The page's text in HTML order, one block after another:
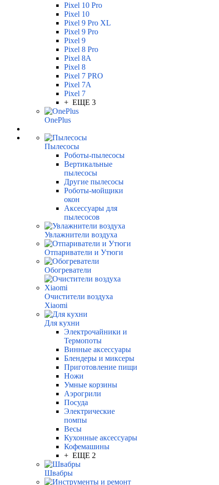
Pixel 10 Pro
Pixel 10
Pixel 9 Pro XL
Pixel 9 Pro
Pixel 9
Pixel 8 Pro
Pixel 8A
Pixel 8
Pixel 7 PRO
Pixel 7A
Pixel 7
+ ЕЩЕ 3
OnePlus
Пылесосы
Роботы-пылесосы
Вертикальные
пылесосы
Другие пылесосы
Роботы-мойщики
окон
Аксессуары для
пылесосов
Увлажнители воздуха
Отпариватели и Утюги
Обогреватели
Очистители воздуха
Xiaomi
Для кухни
Электрочайники и
Термопоты
Винные аксессуары
Блендеры и миксеры
Приготовление пищи
Ножи
Умные корзины
Аэрогрили
Посуда
Электрические
помпы
Весы
Кухонные аксессуары
Кофемашины
+ ЕЩЕ 2
Швабры